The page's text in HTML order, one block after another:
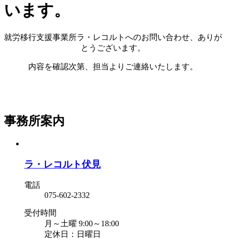
います。
就労移行支援事業所ラ・レコルトへのお問い合わせ、ありが
とうございます。
内容を確認次第、担当よりご連絡いたします。
事務所案内
ラ・レコルト伏見
電話
075-602-2332
受付時間
月～土曜 9:00～18:00
定休日：日曜日